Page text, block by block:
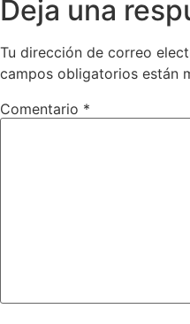
Deja una
Tu dirección de correo
campos obligatorios están
Comentario *